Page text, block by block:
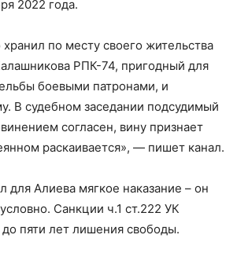
2022 года.
по месту своего жительства
РПК-74, пригодный для
боевыми патронами, и
В судебном заседании подсудимый
согласен, вину признает
раскаивается», — пишет канал.
для Алиева мягкое наказание – он
Санкции ч.1 ст.222 УК
пяти лет лишения свободы.